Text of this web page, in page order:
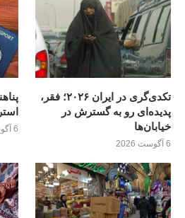
تکدی‌گری در ایران ۲۰۲۶؛ فقر،
پدیده‌ای رو به گسترش در
خیابان‌ها
6 آگوست 2026
استرالیا
6 آگوست 2026